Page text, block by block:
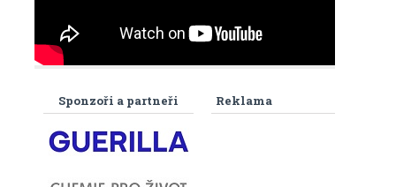
Reklama
Sponzoři a partneři